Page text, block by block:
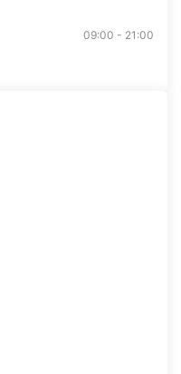
09:00 - 21:00